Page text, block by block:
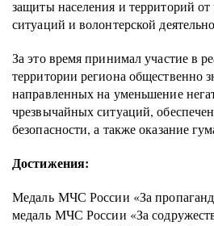
защиты населения и территорий
ситуаций и волонтерской
За это время принимал участие в
территории региона общественно
направленных на уменьшение
чрезвычайных ситуаций,
безопасности, а также оказание
Достижения:
Медаль МЧС России «За
медаль МЧС России «За